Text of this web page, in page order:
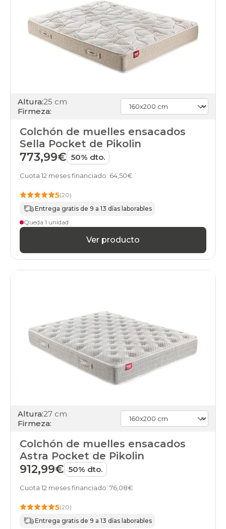
Altura:25 cm
Firmeza:
Colchón de muelles ensacados
Sella Pocket de Pikolin
773,99€ 50% dto.
Cuota 12 meses financiado: 64,50€
5(20)
Entrega gratis de 9 a 13 días laborables
Queda 1 unidad
Ver producto
Altura:27 cm
Firmeza:
Colchón de muelles ensacados
Astra Pocket de Pikolin
912,99€ 50% dto.
Cuota 12 meses financiado: 76,08€
5(20)
Entrega gratis de 9 a 13 días laborables